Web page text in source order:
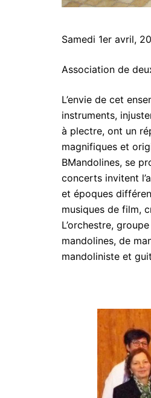
Samedi 1er avril,
Association de
L’envie de cet
instruments,
à plectre, ont un
magnifiques et
BMandolines, se
concerts invitent
et époques
musiques de film,
L’orchestre,
mandolines, de
mandoliniste et